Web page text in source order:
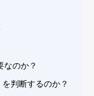
なのか？
判断するのか？